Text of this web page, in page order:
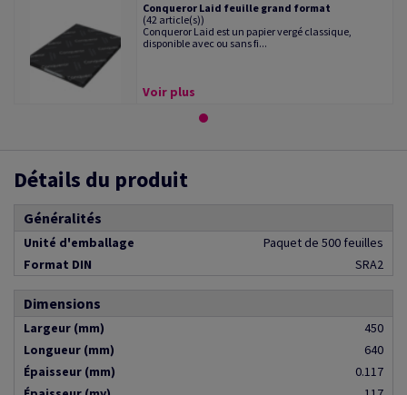
Conqueror Laid feuille grand format
(42 article(s))
Conqueror Laid est un papier vergé classique,
disponible avec ou sans fi...
Voir plus
Détails du produit
Généralités
Unité d'emballage
Paquet de 500 feuilles
Format DIN
SRA2
Dimensions
Largeur (mm)
450
Longueur (mm)
640
Épaisseur (mm)
0.117